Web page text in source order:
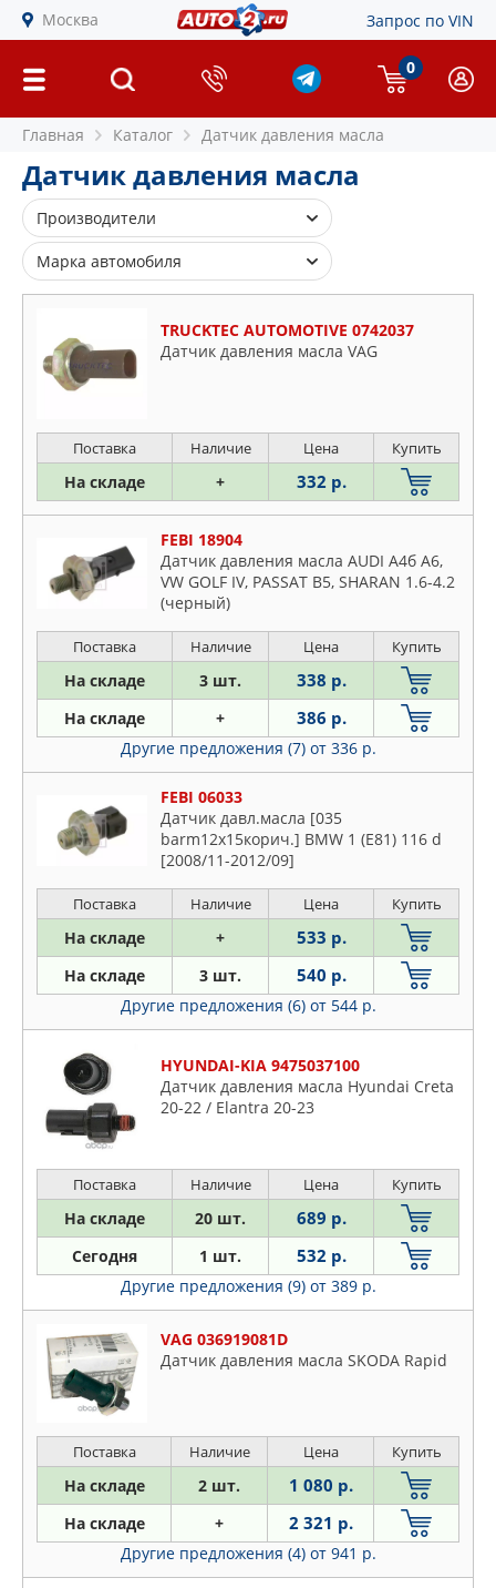
Москва Запрос по VIN
0
Главная Каталог Датчик давления масла
Датчик давления масла
Производители
AMD
BLUE PRINT
BORSEHUNG
BOSCH
CUB
DAEWOO
DAF
EPS
ERA
FEBEST
FEBI
FENOX
FORD
HELLA
HONDA
HYUNDAI-KIA
ISUZU
IVECO
JAPANPARTS
JP GROUP
KIA
KRAFT
KRONER
LYNXAUTO
MASTERKIT
MAZDA
MEAT & DORIA
MERCEDES
METACO
MITSUBISHI
MOBILETRON
NISSAN
NTY
OPEL
OSSCA
PATRON
Марка автомобиля
Alfa Romeo
Audi
BMW
Chevrolet
Citroen
Daewoo
Daihatsu
Fiat
Ford
Honda
Hyundai
Infiniti
Isuzu
Jeep
KIA
Land Rover
Lexus
Mazda
Mercedes
Nissan
Opel
Peugeot
Porsche
Proton
Renault
Rover
Saab
Ssangyong
Subaru
Suzuki
Toyota
VW
Volvo
TRUCKTEC AUTOMOTIVE 0742037
Датчик давления масла VAG
Поставка Наличие Цена Купить
На складе + 332 р.
FEBI 18904
Датчик давления масла AUDI A4б A6,
VW GOLF IV, PASSAT B5, SHARAN 1.6-4.2
(черный)
Поставка Наличие Цена Купить
На складе 3 шт. 338 р.
На складе + 386 р.
Другие предложения (7) от 336 р.
FEBI 06033
Датчик давл.масла [035
barm12x15корич.] BMW 1 (E81) 116 d
[2008/11-2012/09]
Поставка Наличие Цена Купить
На складе + 533 р.
На складе 3 шт. 540 р.
Другие предложения (6) от 544 р.
HYUNDAI-KIA 9475037100
Датчик давления масла Hyundai Creta
20-22 / Elantra 20-23
Поставка Наличие Цена Купить
На складе 20 шт. 689 р.
Сегодня 1 шт. 532 р.
Другие предложения (9) от 389 р.
VAG 036919081D
Датчик давления масла SKODA Rapid
Поставка Наличие Цена Купить
На складе 2 шт. 1 080 р.
На складе + 2 321 р.
Другие предложения (4) от 941 р.